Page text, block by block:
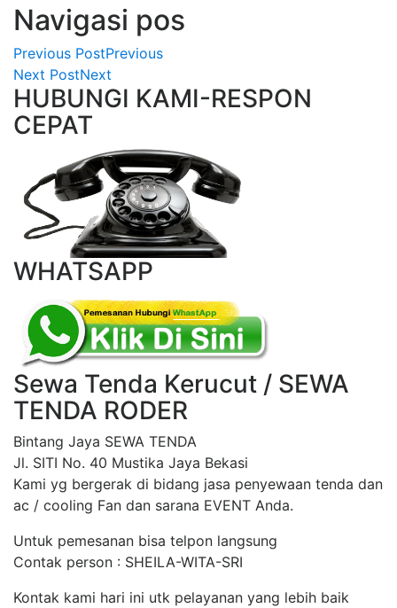
Navigasi pos
Previous PostPrevious
Next PostNext
HUBUNGI KAMI-RESPON
CEPAT
WHATSAPP
Sewa Tenda Kerucut / SEWA
TENDA RODER
Bintang Jaya SEWA TENDA
Jl. SITI No. 40 Mustika Jaya Bekasi
Kami yg bergerak di bidang jasa penyewaan tenda dan
ac / cooling Fan dan sarana EVENT Anda.
Untuk pemesanan bisa telpon langsung
Contak person : SHEILA-WITA-SRI
Kontak kami hari ini utk pelayanan yang lebih baik